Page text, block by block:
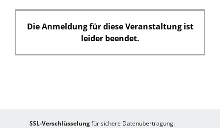
Die Anmeldung für diese Veranstaltung ist
leider beendet.
SSL-Verschlüsselungfür sichere Datenübertragung.